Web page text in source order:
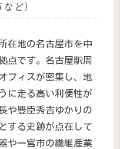
ど）
在地の名古屋市を中
点です。名古屋駅周
フィスが密集し、地
に走る高い利便性が
や豊臣秀吉ゆかりの
する史跡が点在して
や一宮市の繊維産業